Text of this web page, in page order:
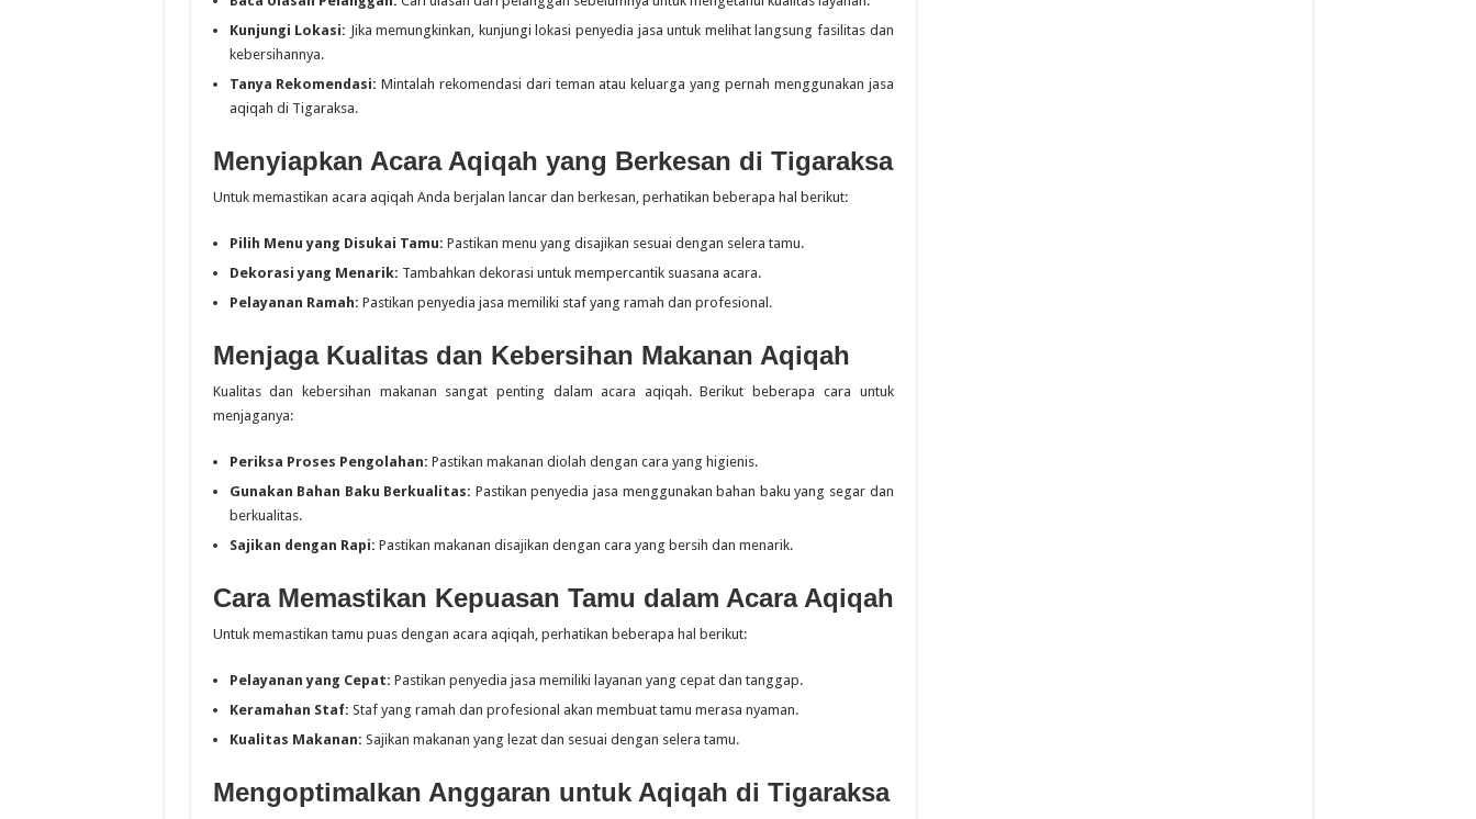
Kunjungi Lokasi: Jika memungkinkan, kunjungi lokasi penyedia jasa untuk melihat langsung fasilitas dan
kebersihannya.
Tanya Rekomendasi: Mintalah rekomendasi dari teman atau keluarga yang pernah menggunakan jasa
aqiqah di Tigaraksa.
Menyiapkan Acara Aqiqah yang Berkesan di Tigaraksa
Untuk memastikan acara aqiqah Anda berjalan lancar dan berkesan, perhatikan beberapa hal berikut:
Pilih Menu yang Disukai Tamu: Pastikan menu yang disajikan sesuai dengan selera tamu.
Dekorasi yang Menarik: Tambahkan dekorasi untuk mempercantik suasana acara.
Pelayanan Ramah: Pastikan penyedia jasa memiliki staf yang ramah dan profesional.
Menjaga Kualitas dan Kebersihan Makanan Aqiqah
Kualitas dan kebersihan makanan sangat penting dalam acara aqiqah. Berikut beberapa cara untuk
menjaganya:
Periksa Proses Pengolahan: Pastikan makanan diolah dengan cara yang higienis.
Gunakan Bahan Baku Berkualitas: Pastikan penyedia jasa menggunakan bahan baku yang segar dan
berkualitas.
Sajikan dengan Rapi: Pastikan makanan disajikan dengan cara yang bersih dan menarik.
Cara Memastikan Kepuasan Tamu dalam Acara Aqiqah
Untuk memastikan tamu puas dengan acara aqiqah, perhatikan beberapa hal berikut:
Pelayanan yang Cepat: Pastikan penyedia jasa memiliki layanan yang cepat dan tanggap.
Keramahan Staf: Staf yang ramah dan profesional akan membuat tamu merasa nyaman.
Kualitas Makanan: Sajikan makanan yang lezat dan sesuai dengan selera tamu.
Mengoptimalkan Anggaran untuk Aqiqah di Tigaraksa